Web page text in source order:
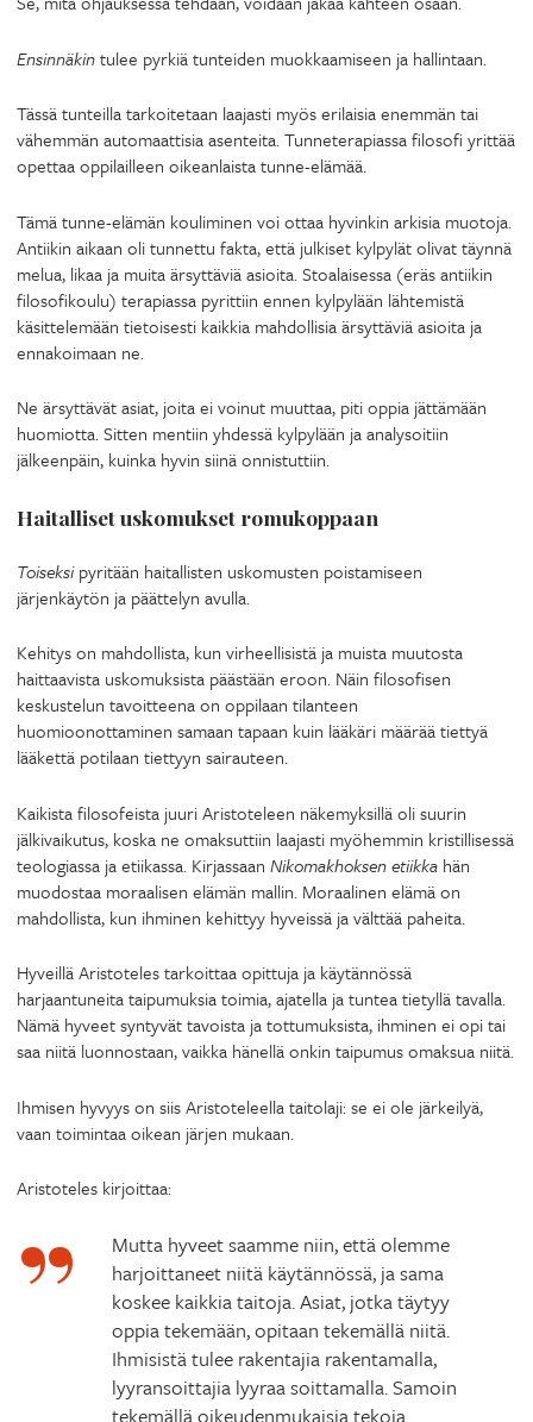
Ensinnäkintulee pyrkiä tunteiden muokkaamiseen ja hallintaan.
Tässä tunteilla tarkoitetaan laajasti myös erilaisia enemmän tai
vähemmän automaattisia asenteita. Tunneterapiassa filosofi yrittää
opettaa oppilailleen oikeanlaista tunne-elämää.
Tämä tunne-elämän kouliminen voi ottaa hyvinkin arkisia muotoja.
Antiikin aikaan oli tunnettu fakta, että julkiset kylpylät olivat täynnä
melua, likaa ja muita ärsyttäviä asioita. Stoalaisessa (eräs antiikin
filosofikoulu) terapiassa pyrittiin ennen kylpylään lähtemistä
käsittelemään tietoisesti kaikkia mahdollisia ärsyttäviä asioita ja
ennakoimaan ne.
Ne ärsyttävät asiat, joita ei voinut muuttaa, piti oppia jättämään
huomiotta. Sitten mentiin yhdessä kylpylään ja analysoitiin
jälkeenpäin, kuinka hyvin siinä onnistuttiin.
Haitalliset uskomukset romukoppaan
Toiseksipyritään haitallisten uskomusten poistamiseen
järjenkäytön ja päättelyn avulla.
Kehitys on mahdollista, kun virheellisistä ja muista muutosta
haittaavista uskomuksista päästään eroon. Näin filosofisen
keskustelun tavoitteena on oppilaan tilanteen
huomioonottaminen samaan tapaan kuin lääkäri määrää tiettyä
lääkettä potilaan tiettyyn sairauteen.
Kaikista filosofeista juuri Aristoteleen näkemyksillä oli suurin
jälkivaikutus, koska ne omaksuttiin laajasti myöhemmin kristillisessä
teologiassa ja etiikassa. Kirjassaan Nikomakhoksen etiikka hän
muodostaa moraalisen elämän mallin. Moraalinen elämä on
mahdollista, kun ihminen kehittyy hyveissä ja välttää paheita.
Hyveillä Aristoteles tarkoittaa opittuja ja käytännössä
harjaantuneita taipumuksia toimia, ajatella ja tuntea tietyllä tavalla.
Nämä hyveet syntyvät tavoista ja tottumuksista, ihminen ei opi tai
saa niitä luonnostaan, vaikka hänellä onkin taipumus omaksua niitä.
Ihmisen hyvyys on siis Aristoteleella taitolaji: se ei ole järkeilyä,
vaan toimintaa oikean järjen mukaan.
Aristoteles kirjoittaa:
Mutta hyveet saamme niin, että olemme
harjoittaneet niitä käytännössä, ja sama
koskee kaikkia taitoja. Asiat, jotka täytyy
oppia tekemään, opitaan tekemällä niitä.
Ihmisistä tulee rakentajia rakentamalla,
lyyransoittajia lyyraa soittamalla. Samoin
tekemällä oikeudenmukaisia tekoja